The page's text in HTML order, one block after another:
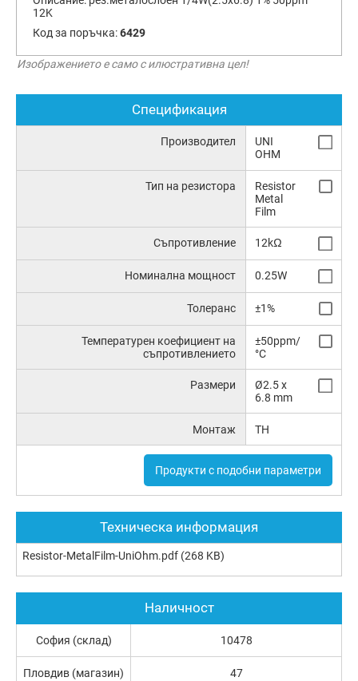
12K
Код за поръчка:6429
Изображението е само с илюстративна цел!
Спецификация
Производител
UNI
OHM
Тип на резистора
Resistor
Metal
Film
Съпротивление 12kΩ
Номинална мощност 0.25W
Толеранс ±1%
Температурен коефициент на
съпротивлението
±50ppm/
°C
Размери
Ø2.5 x
6.8 mm
Монтаж TH
Продукти с подобни параметри
Техническа информация
Resistor-MetalFilm-UniOhm.pdf (268 KB)
Наличност
София (склад) 10478
Пловдив (магазин) 47